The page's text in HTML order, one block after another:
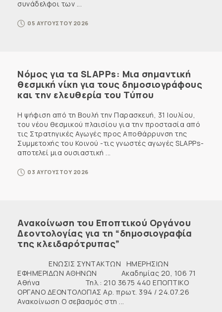
συνάδελφοι των ...
05 ΑΥΓΟΥΣΤΟΥ 2026
Νόμος για τα SLAPPs: Μια σημαντική
θεσμική νίκη για τους δημοσιογράφους
και την ελευθερία του Τύπου
Η ψήφιση από τη Βουλή την Παρασκευή, 31 Ιουλίου,
του νέου θεσμικού πλαισίου για την προστασία από
τις Στρατηγικές Αγωγές προς Αποθάρρυνση της
Συμμετοχής του Κοινού -τις γνωστές αγωγές SLAPPs-
αποτελεί μια ουσιαστική ...
03 ΑΥΓΟΥΣΤΟΥ 2026
Ανακοίνωση του Εποπτικού Οργάνου
Δεοντολογίας για τη “δημοσιογραφία
της κλειδαρότρυπας”
ΕΝΩΣΙΣ ΣΥΝΤΑΚΤΩΝ ΗΜΕΡΗΣΙΩΝ
ΕΦΗΜΕΡΙΔΩΝ ΑΘΗΝΩΝ Ακαδημίας 20, 106 71
Αθήνα Τηλ.: 210 3675 440 ΕΠΟΠΤΙΚΟ
ΟΡΓΑΝΟ ΔΕΟΝΤΟΛΟΓΙΑΣ Αρ. πρωτ. 394 / 24.07.26
Ανακοίνωση Ο σεβασμός στη ...